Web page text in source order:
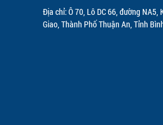
Địa chỉ: Ô 70, Lô DC 66, đường NA5,
Giao, Thành Phố Thuận An, Tỉnh